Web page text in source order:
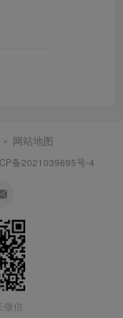
网站地图
备2021039695号-4
微信